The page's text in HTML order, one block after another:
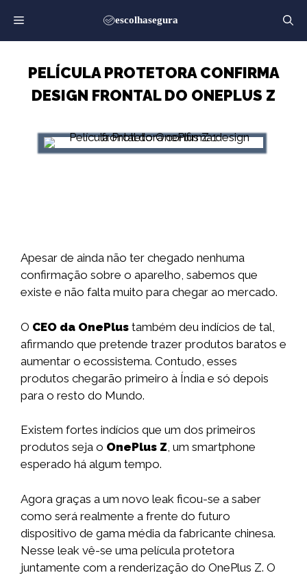
para
o
PELÍCULA PROTETORA CONFIRMA
DESIGN FRONTAL DO ONEPLUS Z
Apesar de ainda não ter chegado nenhuma
confirmação sobre o aparelho, sabemos que
existe e não falta muito para chegar ao mercado.
O CEO da OnePlus também deu indícios de tal,
afirmando que pretende trazer produtos baratos e
aumentar o ecossistema. Contudo, esses
produtos chegarão primeiro à Índia e só depois
para o resto do Mundo.
Existem fortes indícios que um dos primeiros
produtos seja o OnePlus Z, um smartphone
esperado há algum tempo.
Agora graças a um novo leak ficou-se a saber
como será realmente a frente do futuro
dispositivo de gama média da fabricante chinesa.
Nesse leak vê-se uma película protetora
juntamente com a renderização do OnePlus Z. O